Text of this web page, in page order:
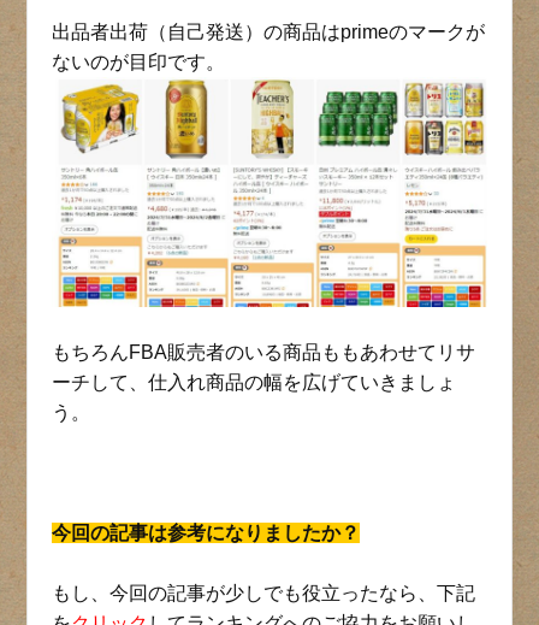
出品者出荷（自己発送）の商品はprimeのマークが
ないのが目印です。
もちろんFBA販売者のいる商品ももあわせてリサ
ーチして、仕入れ商品の幅を広げていきましょ
う。
今回の記事は参考になりましたか？
もし、今回の記事が少しでも役立ったなら、下記